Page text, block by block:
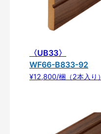
〈UB33〉
WF66-B833-92
¥12,800/梱（2本入り）